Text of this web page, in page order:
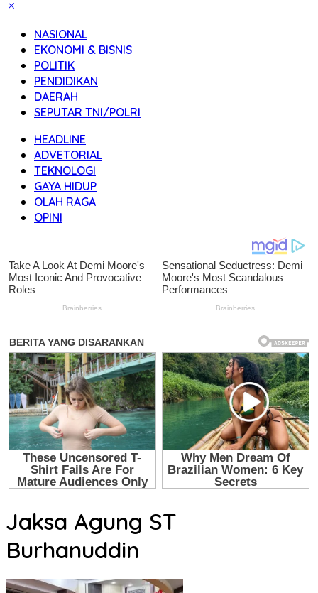
NASIONAL
EKONOMI & BISNIS
POLITIK
PENDIDIKAN
DAERAH
SEPUTAR TNI/POLRI
HEADLINE
ADVETORIAL
TEKNOLOGI
GAYA HIDUP
OLAH RAGA
OPINI
Jaksa Agung ST
Burhanuddin